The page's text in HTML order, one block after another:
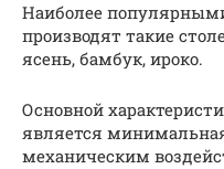
Наиболее
производят такие
ясень, бамбук, ироко.
Основной
является
механическим